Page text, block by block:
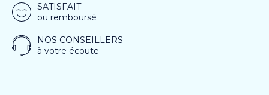
SATISFAIT
ou remboursé
NOS CONSEILLERS
à votre écoute